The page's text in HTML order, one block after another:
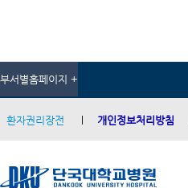
부서별홈페이지 +
환자권리장전 개인정보처리방침